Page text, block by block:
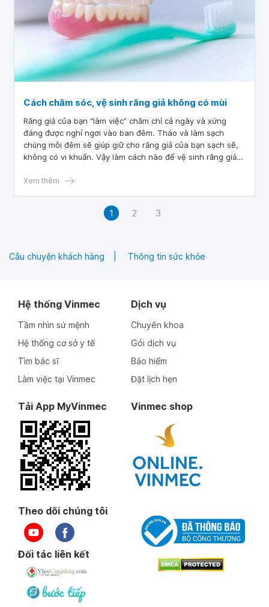
Cách chăm sóc, vệ sinh răng giả không có mùi
Răng giả của bạn “làm việc” chăm chỉ cả ngày và xứng
đáng được nghỉ ngơi vào ban đêm. Tháo và làm sạch
chúng mỗi đêm sẽ giúp giữ cho răng giả của bạn sạch sẽ,
không có vi khuẩn. Vậy làm cách nào để vệ sinh răng giả
sóc, vệ sinh răng giả đúng cách.
Xem thêm
1 2 3
Câu chuyện khách hàng Thông tin sức khỏe
Hệ thống Vinmec
Tầm nhìn sứ mệnh
Hệ thống cơ sở y tế
Tìm bác sĩ
Làm việc tại Vinmec
Dịch vụ
Chuyên khoa
Gói dịch vụ
Bảo hiểm
Đặt lịch hẹn
Tải App MyVinmec Vinmec shop
Theo dõi chúng tôi
Đối tác liên kết